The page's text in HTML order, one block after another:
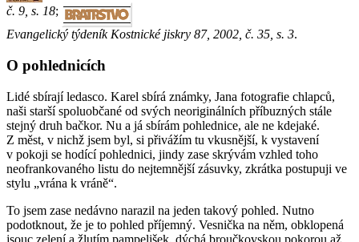
č. 9, s. 18;
Evangelický týdeník Kostnické jiskry 87, 2002, č. 35, s. 3.
O pohlednicích
Lidé sbírají ledasco. Karel sbírá známky, Jana fotografie chlapců,
naši starší spoluobčané od svých neoriginálních příbuzných stále
stejný druh bačkor. Nu a já sbírám pohlednice, ale ne kdejaké.
Z měst, v nichž jsem byl, si přivážím tu vkusnější, k vystavení
v pokoji se hodící pohlednici, jindy zase skrývám vzhled toho
neofrankovaného listu do nejtemnější zásuvky, zkrátka postupuji ve
stylu „vrána k vráně“.
To jsem zase nedávno narazil na jeden takový pohled. Nutno
podotknout, že je to pohled příjemný. Vesnička na něm, obklopená
jsouc zelení a žlutím pampelišek, dýchá broučkovskou pokorou až